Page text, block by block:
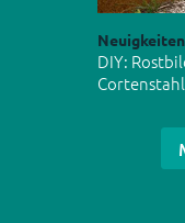
Neuigkeiten
DIY: